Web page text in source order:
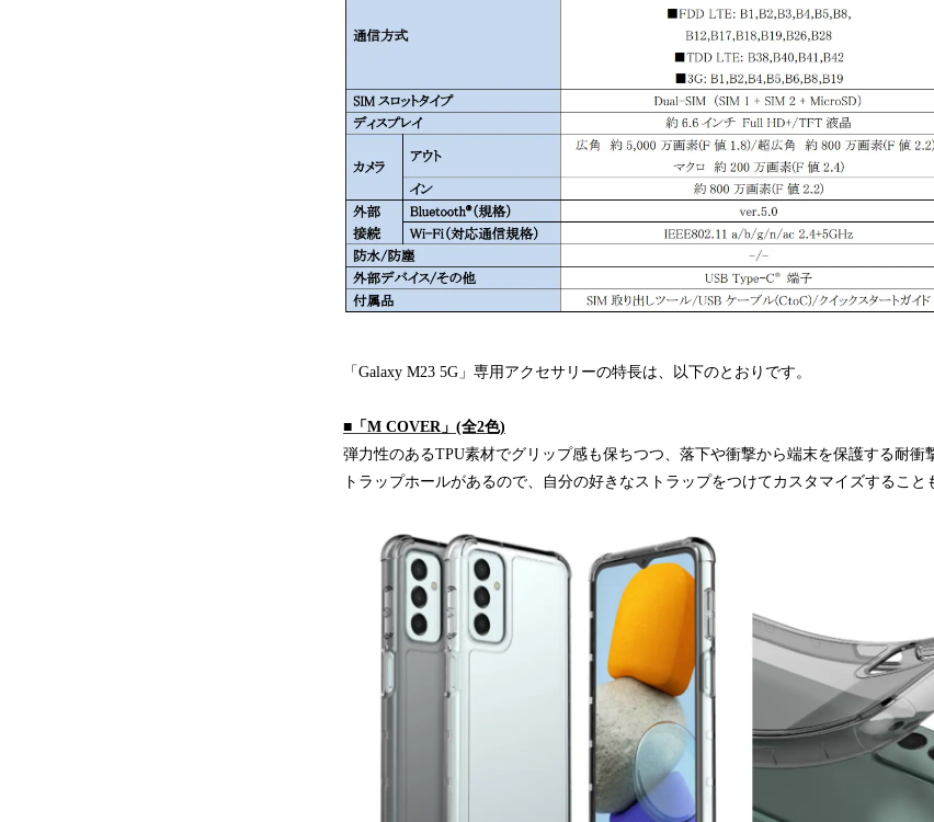
「Galaxy M23 5G」専用アクセサリーの特長は、以下のとおりです。
■「M COVER」(全2色)
弾力性のあるTPU素材でグリップ感も保ちつつ、落下や衝撃から端末を保護する耐衝
トラップホールがあるので、自分の好きなストラップをつけてカスタマイズすること